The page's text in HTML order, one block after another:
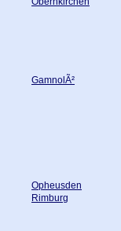
GamnolÃ²
Opheusden
Rimburg